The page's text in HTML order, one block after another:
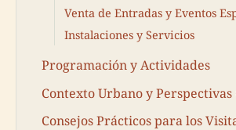
Venta de Entradas y Eventos
Instalaciones y Servicios
Programación y Actividades
Contexto Urbano y
Consejos Prácticos para los